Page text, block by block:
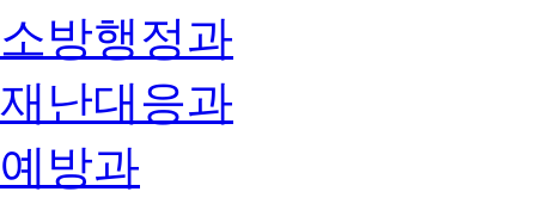
소방행정과
재난대응과
예방과